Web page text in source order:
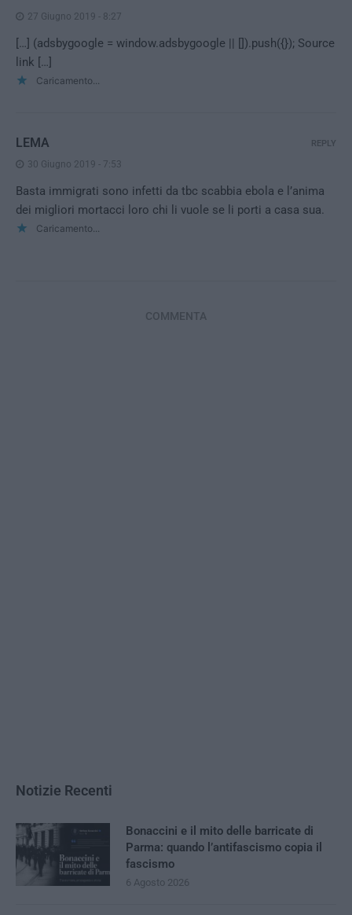
27 Giugno 2019 - 8:27
[…] (adsbygoogle = window.adsbygoogle || []).push({}); Source
link […]
Caricamento...
LEMA
30 Giugno 2019 - 7:53
Basta immigrati sono infetti da tbc scabbia ebola e l’anima
dei migliori mortacci loro chi li vuole se li porti a casa sua.
Caricamento...
REPLY
COMMENTA
Notizie Recenti
Bonaccini e il mito delle barricate di
Parma: quando l’antifascismo copia il
fascismo
6 Agosto 2026